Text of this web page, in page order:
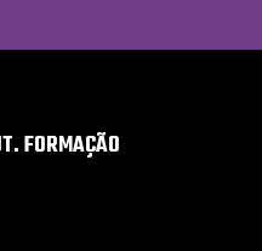
FORMAÇÃO